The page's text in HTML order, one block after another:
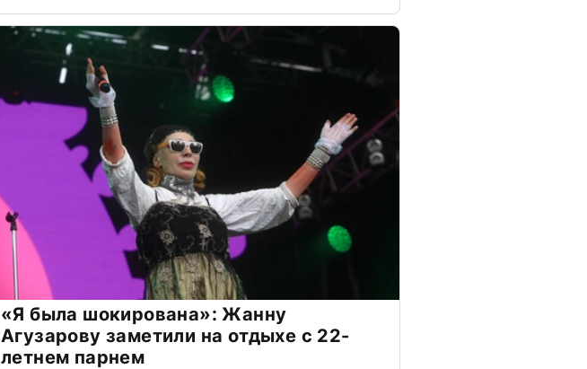
«Я была шокирована»: Жанну
Агузарову заметили на отдыхе с 22-
летнем парнем